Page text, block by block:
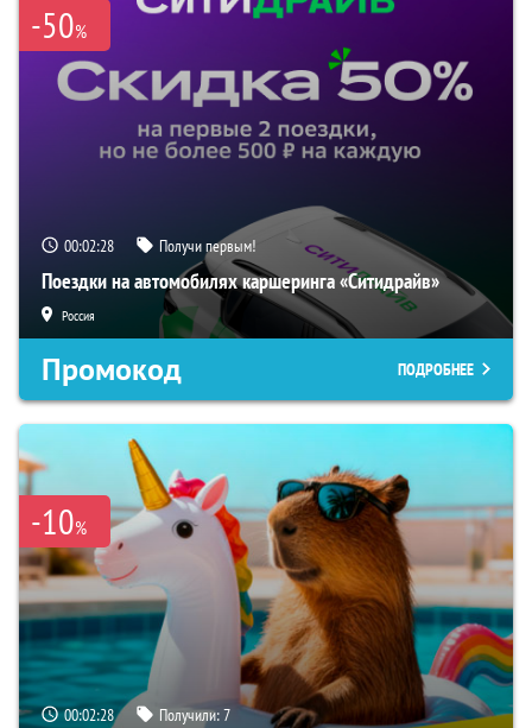
-50%
00:02:27 Получи первым!
Поездки на автомобилях каршеринга «Ситидрайв»
Россия
Промокод ПОДРОБНЕЕ
-10%
00:02:27 Получили:7